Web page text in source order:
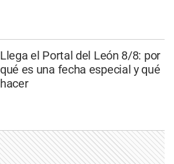
Llega el Portal del León 8/8: por
qué es una fecha especial y qué
hacer